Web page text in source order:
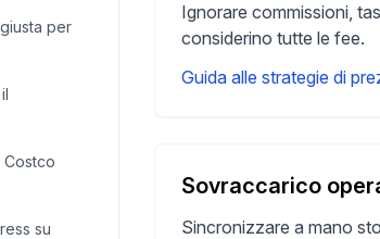
per
su
Ignorare commissioni,
considerino tutte le fee.
Guida alle strategie di
Sovraccarico
Sincronizzare a mano